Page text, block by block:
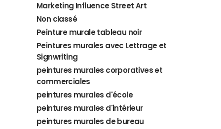
Marketing Influence Street Art
Non classé
Peinture murale tableau noir
Peintures murales avec Lettrage et
Signwriting
peintures murales corporatives et
commerciales
peintures murales d'école
peintures murales d'intérieur
peintures murales de bureau